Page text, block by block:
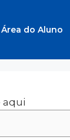
Área do Aluno
aqui